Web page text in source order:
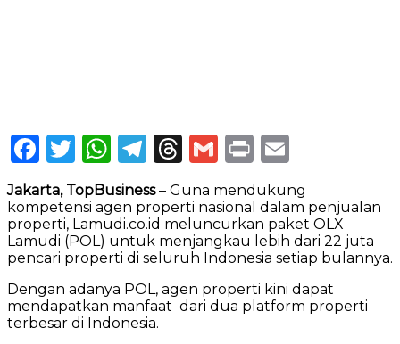
Facebook
Twitter
WhatsApp
Telegram
Threads
Gmail
Print
Jakarta, TopBusiness– Guna mendukung
kompetensi agen properti nasional dalam penjualan
properti, Lamudi.co.id meluncurkan paket OLX
Lamudi (POL) untuk menjangkau lebih dari 22 juta
pencari properti di seluruh Indonesia setiap bulannya.
Dengan adanya POL, agen properti kini dapat
mendapatkan manfaat dari dua platform properti
terbesar di Indonesia.